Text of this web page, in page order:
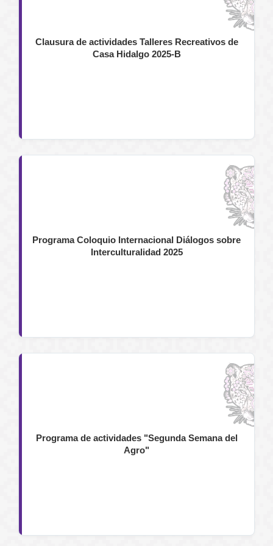
Clausura de actividades Talleres Recreativos de
Casa Hidalgo 2025-B
Programa Coloquio Internacional Diálogos sobre
Interculturalidad 2025
Programa de actividades "Segunda Semana del
Agro"